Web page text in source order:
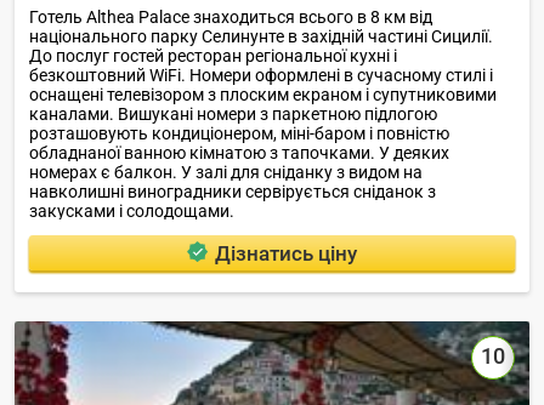
Готель Althea Palace знаходиться всього в 8 км від
національного парку Селинунте в західній частині Сицилії.
До послуг гостей ресторан регіональної кухні і
безкоштовний WiFi. Номери оформлені в сучасному стилі і
оснащені телевізором з плоским екраном і супутниковими
каналами. Вишукані номери з паркетною підлогою
розташовують кондиціонером, міні-баром і повністю
обладнаної ванною кімнатою з тапочками. У деяких
номерах є балкон. У залі для сніданку з видом на
навколишні виноградники сервірується сніданок з
закусками і солодощами.
Дізнатись ціну
10